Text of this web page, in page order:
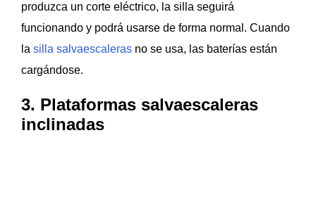
produzca un corte eléctrico, la silla seguirá
funcionando y podrá usarse de forma normal. Cuando
la silla salvaescaleras no se usa, las baterías están
cargándose.
3. Plataformas salvaescaleras
inclinadas